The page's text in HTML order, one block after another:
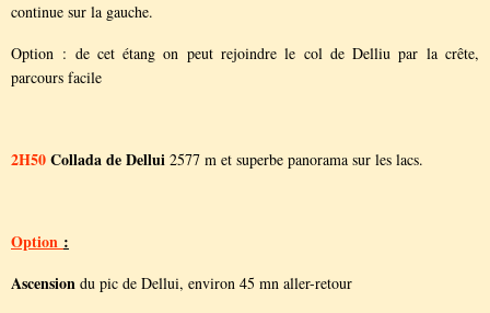
continue sur la gauche.
Option : de cet étang on peut rejoindre le col de Delliu par la crête,
parcours facile
2H50Collada de Dellui 2577 m et superbe panorama sur les lacs.
Option :
Ascension du pic de Dellui, environ 45 mn aller-retour